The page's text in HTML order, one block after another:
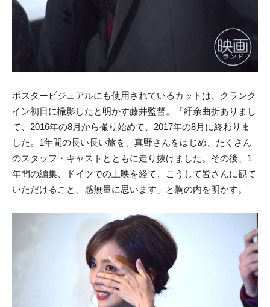
ポスタービジュアルにも使用されているカットは、クランク
イン初日に撮影したと明かす藤井監督。「紆余曲折ありまし
て、2016年の8月から撮り始めて、2017年の8月に終わりま
した。1年間の長い長い旅を、真野さんをはじめ、たくさん
のスタッフ・キャストとともに走り抜けました。その後、1
年間の編集、ドイツでの上映を経て、こうして皆さんに観て
いただけること、感無量に思います」と胸の内を明かす。